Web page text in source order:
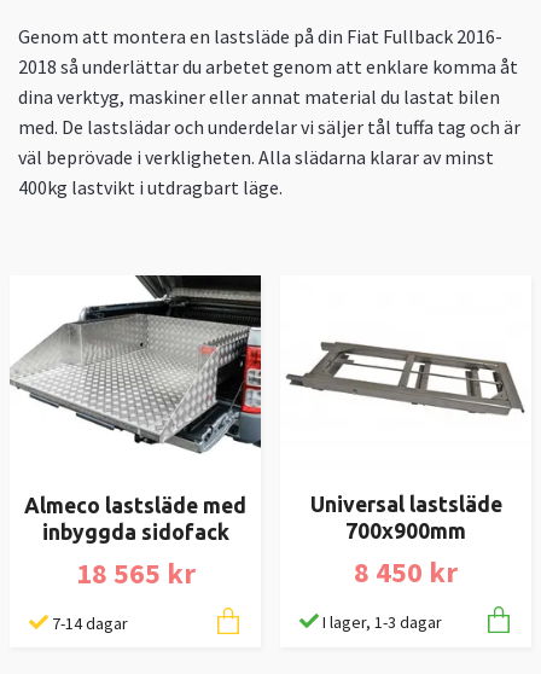
Genom att montera en lastsläde på din Fiat Fullback 2016-
2018 så underlättar du arbetet genom att enklare komma åt
dina verktyg, maskiner eller annat material du lastat bilen
med. De lastslädar och underdelar vi säljer tål tuffa tag och är
väl beprövade i verkligheten. Alla slädarna klarar av minst
400kg lastvikt i utdragbart läge.
Almeco lastsläde med
inbyggda sidofack
18 565 kr
7-14 dagar
Universal lastsläde
700x900mm
8 450 kr
I lager, 1-3 dagar